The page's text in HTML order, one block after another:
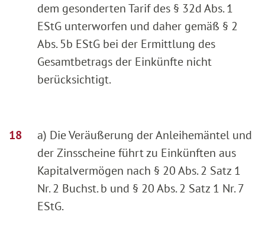
dem gesonderten Tarif des § 32d Abs. 1
EStG unterworfen und daher gemäß § 2
Abs. 5b EStG bei der Ermittlung des
Gesamtbetrags der Einkünfte nicht
berücksichtigt.
a) Die Veräußerung der Anleihemäntel und
der Zinsscheine führt zu Einkünften aus
Kapitalvermögen nach § 20 Abs. 2 Satz 1
Nr. 2 Buchst. b und § 20 Abs. 2 Satz 1 Nr. 7
EStG.